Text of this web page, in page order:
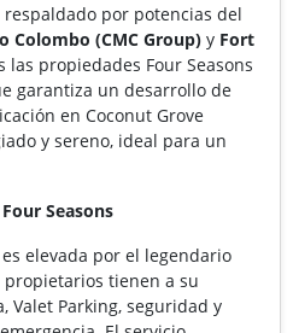
respaldado por potencias del
Colombo (CMC Group) y Fort
las propiedades Four Seasons
garantiza un desarrollo de
en Coconut Grove
y sereno, ideal para un
Seasons
elevada por el legendario
propietarios tienen a su
Valet Parking, seguridad y